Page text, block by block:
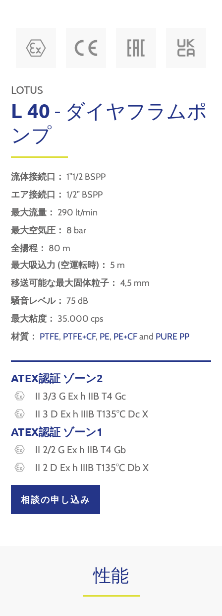
LOTUS
L 40 - ダイヤフラムポ
ンプ
流体接続口： 1”1/2 BSPP
エア接続口： 1/2” BSPP
最大流量： 290 lt/min
最大空気圧： 8 bar
全揚程： 80 m
最大吸込力 (空運転時)： 5 m
移送可能な最大固体粒子：4,5 mm
騒音レベル：75 dB
最大粘度： 35.000 cps
材質： PTFE, PTFE+CF, PE, PE+CFand PURE PP
ATEX認証 ゾーン2
II 3/3 G Ex h IIB T4 Gc
II 3 D Ex h IIIB T135°C Dc X
ATEX認証 ゾーン1
II 2/2 G Ex h IIB T4 Gb
II 2 D Ex h IIIB T135°C Db X
相談の申し込み
性能